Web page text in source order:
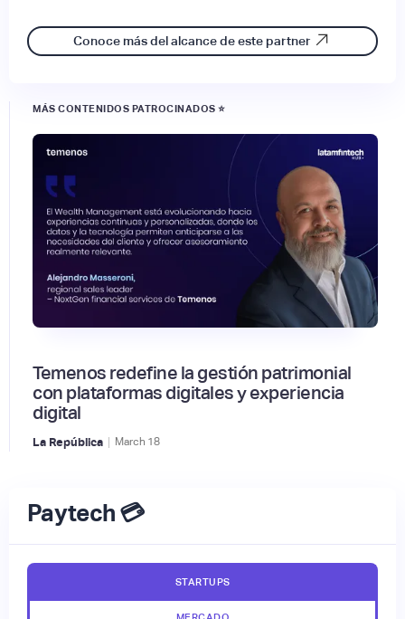
Conoce más del alcance de este partner
MÁS CONTENIDOS PATROCINADOS ⭐
Temenos redefine la gestión patrimonial
con plataformas digitales y experiencia
digital
La República | March 18
Paytech 💳
STARTUPS